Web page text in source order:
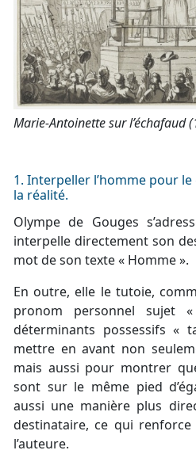
Marie-Antoinette sur l’échafaud
1. Interpeller l’homme pour
la réalité.
Olympe de Gouges
interpelle directement son
mot de son texte « Homme ».
En outre, elle le tutoie,
pronom personnel sujet
déterminants possessifs
mettre en avant non
mais aussi pour montrer
sont sur le même pied
aussi une manière plus
destinataire, ce qui
l’auteure.